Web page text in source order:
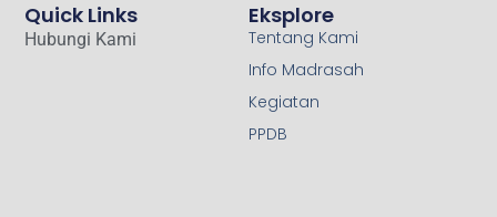
Eksplore
Tentang Kami
Info Madrasah
Kegiatan
PPDB
Quick Links
Hubungi Kami